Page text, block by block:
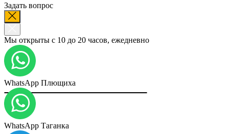
Задать вопрос
Мы открыты с 10 до 20 часов, ежедневно
WhatsApp Плющиха
WhatsApp Таганка